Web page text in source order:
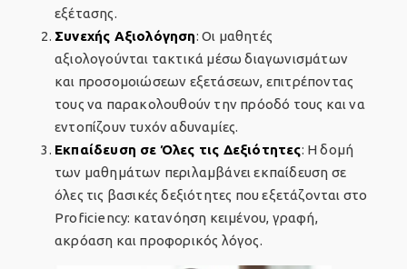
εξέτασης.
Συνεχής Αξιολόγηση: Οι μαθητές
αξιολογούνται τακτικά μέσω διαγωνισμάτων
και προσομοιώσεων εξετάσεων, επιτρέποντας
τους να παρακολουθούν την πρόοδό τους και να
εντοπίζουν τυχόν αδυναμίες.
Εκπαίδευση σε Όλες τις Δεξιότητες: Η δομή
των μαθημάτων περιλαμβάνει εκπαίδευση σε
όλες τις βασικές δεξιότητες που εξετάζονται στο
Proficiency: κατανόηση κειμένου, γραφή,
ακρόαση και προφορικός λόγος.